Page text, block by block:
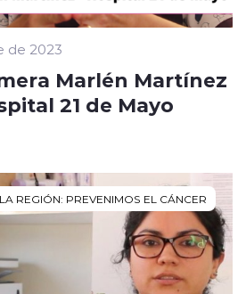
de 2023
Marlén Martínez
21 de Mayo
REGIÓN: PREVENIMOS EL CÁNCER